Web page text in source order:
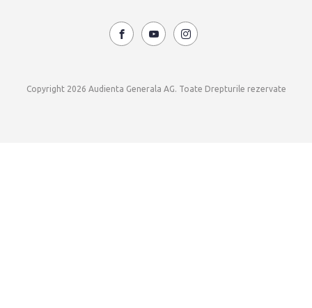
Copyright 2026 Audienta Generala AG. Toate Drepturile rezervate